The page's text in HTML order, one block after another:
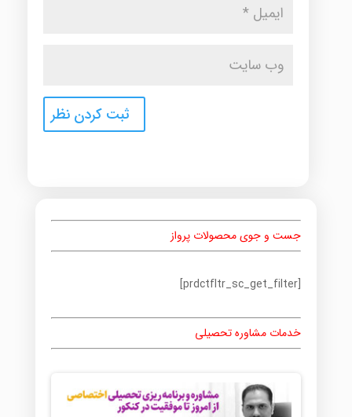
جست و جوی محصولات پرواز
[prdctfltr_sc_get_filter]
خدمات مشاوره تحصیلی